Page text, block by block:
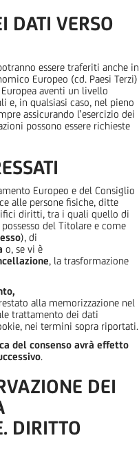
DATI VERSO
essere traferiti anche in
Europeo (cd. Paesi Terzi)
aventi un livello
e, in qualsiasi caso, nel pieno
assicurando l’esercizio dei
possono essere richieste
Europeo e del Consiglio
alle persone fisiche, ditte
diritti, tra i quali quello di
del Titolare e come
), di
o, se vi è
, la trasformazione
alla memorizzazione nel
trattamento dei dati
nei termini sopra riportati.
del consenso avrà effetto
.
DEI
DIRITTO